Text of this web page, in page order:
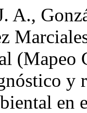
A.,
(Mapeo
y